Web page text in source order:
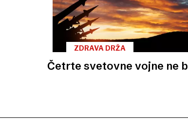
ZDRAVA DRŽA
Četrte svetovne vojne ne